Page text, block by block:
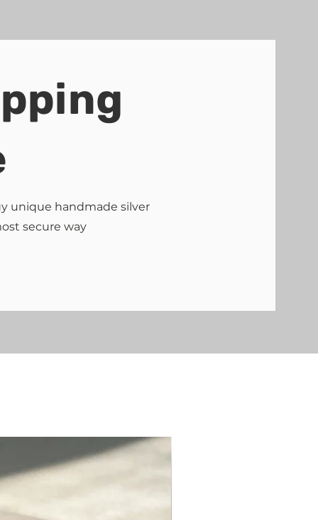
unique handmade silver
secure way